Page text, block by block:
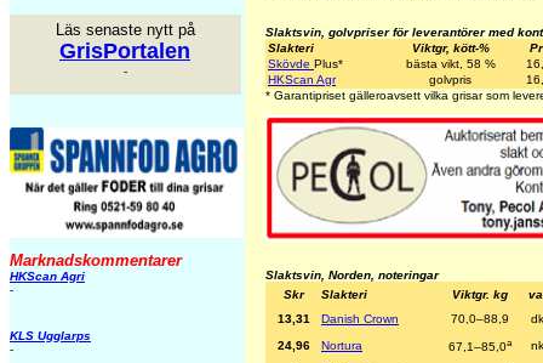
Läs senaste nytt på
GrisPortalen
-
Marknadskommentarer
HKScan Agri
-
KLS Ugglarps
-
Slaktsvin, golvpriser för leverantörer med
Slakteri
Viktgr, kött-%
Skövde Plus* bästa vikt, 58 %
HKScan Agr
golvpris
* Garantipriset gälleroavsett vilka grisar som
Slaktsvin, Norden, noteringar
Skr
Slakteri Viktgr. kg
13,31
Danish Crown 70,0–88,9
24,96
Nortura 67,1–85,0a